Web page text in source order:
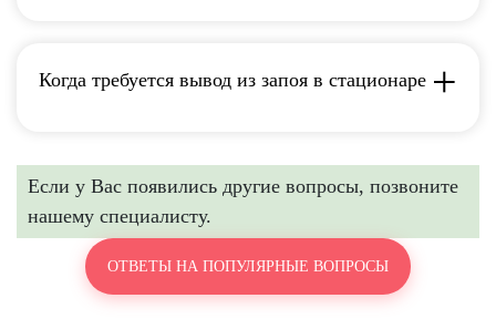
Когда требуется вывод из запоя в стационаре
Если у Вас появились другие вопросы, позвоните
нашему специалисту.
ОТВЕТЫ НА ПОПУЛЯРНЫЕ ВОПРОСЫ